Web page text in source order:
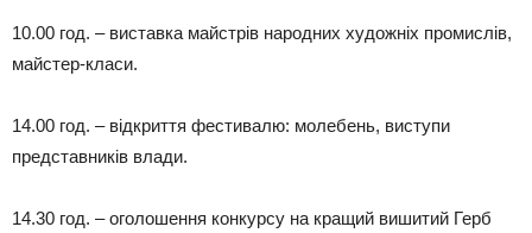
10.00 год. – виставка майстрів народних художніх промислів,
майстер-класи.
14.00 год. – відкриття фестивалю: молебень, виступи
представників влади.
14.30 год. – оголошення конкурсу на кращий вишитий Герб